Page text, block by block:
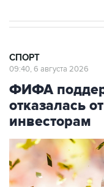
СПОРТ
09:40, 6 августа 2026
ФИФА
отказалась
инвесторам